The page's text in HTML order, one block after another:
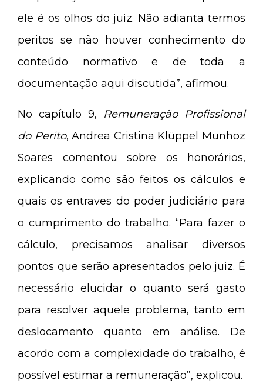
ele é os olhos do juiz. Não adianta termos
peritos se não houver conhecimento do
conteúdo normativo e de toda a
documentação aqui discutida”, afirmou.
No capítulo 9, Remuneração Profissional
do Perito, Andrea Cristina Klüppel Munhoz
Soares comentou sobre os honorários,
explicando como são feitos os cálculos e
quais os entraves do poder judiciário para
o cumprimento do trabalho. “Para fazer o
cálculo, precisamos analisar diversos
pontos que serão apresentados pelo juiz. É
necessário elucidar o quanto será gasto
para resolver aquele problema, tanto em
deslocamento quanto em análise. De
acordo com a complexidade do trabalho, é
possível estimar a remuneração”, explicou.